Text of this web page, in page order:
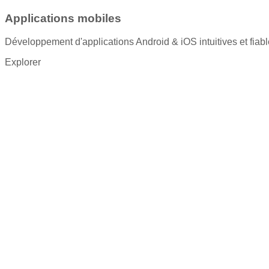
Applications mobiles
Développement d'applications Android & iOS intuitives et
Explorer